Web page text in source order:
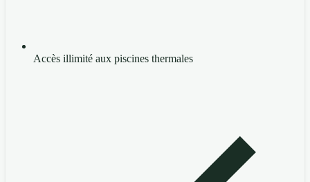
Accès illimité aux piscines thermales